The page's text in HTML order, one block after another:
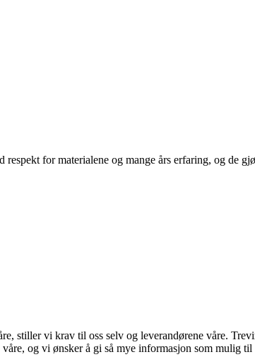
for materialene og mange års erfaring, og de
stiller vi krav til oss selv og leverandørene våre.
og vi ønsker å gi så mye informasjon som mulig til